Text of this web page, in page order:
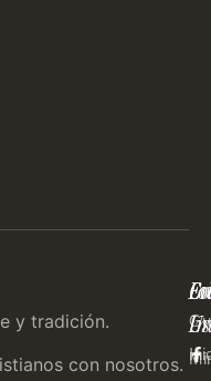
y tradición.
con nosotros.
Us